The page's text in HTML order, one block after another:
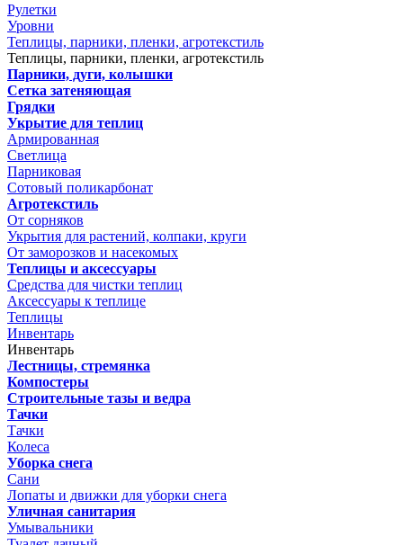
Рулетки
Уровни
Теплицы, парники, пленки, агротекстиль
Теплицы, парники, пленки, агротекстиль
Парники, дуги, колышки
Сетка затеняющая
Грядки
Укрытие для теплиц
Армированная
Светлица
Парниковая
Сотовый поликарбонат
Агротекстиль
От сорняков
Укрытия для растений, колпаки, круги
От заморозков и насекомых
Теплицы и аксессуары
Средства для чистки теплиц
Аксессуары к теплице
Теплицы
Инвентарь
Инвентарь
Лестницы, стремянка
Компостеры
Строительные тазы и ведра
Тачки
Тачки
Колеса
Уборка снега
Сани
Лопаты и движки для уборки снега
Уличная санитария
Умывальники